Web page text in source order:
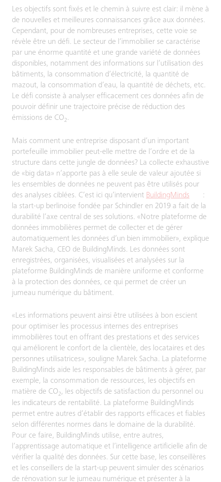
Les objectifs sont fixés et le chemin à suivre est clair: il mène à
de nouvelles et meilleures connaissances grâce aux données.
Cependant, pour de nombreuses entreprises, cette voie se
révèle être un défi. Le secteur de l’immobilier se caractérise
par une énorme quantité et une grande variété de données
disponibles, notamment des informations sur l’utilisation des
bâtiments, la consommation d’électricité, la quantité de
mazout, la consommation d’eau, la quantité de déchets, etc.
Le défi consiste à analyser efficacement ces données afin de
pouvoir définir une trajectoire précise de réduction des
émissions de CO2.
Mais comment une entreprise disposant d’un important
portefeuille immobilier peut-elle mettre de l’ordre et de la
structure dans cette jungle de données? La collecte exhaustive
de «big data» n’apporte pas à elle seule de valeur ajoutée si
les ensembles de données ne peuvent pas être utilisés pour
des analyses ciblées. C’est ici qu’intervient BuildingMinds
:
la start-up berlinoise fondée par Schindler en 2019 a fait de la
durabilité l’axe central de ses solutions. «Notre plateforme de
données immobilières permet de collecter et de gérer
automatiquement les données d’un bien immobilier», explique
Marek Sacha, CEO de BuildingMinds. Les données sont
enregistrées, organisées, visualisées et analysées sur la
plateforme BuildingMinds de manière uniforme et conforme
à la protection des données, ce qui permet de créer un
jumeau numérique du bâtiment.
«Les informations peuvent ainsi être utilisées à bon escient
pour optimiser les processus internes des entreprises
immobilières tout en offrant des prestations et des services
qui améliorent le confort de la clientèle, des locataires et des
personnes utilisatrices», souligne Marek Sacha. La plateforme
BuildingMinds aide les responsables de bâtiments à gérer, par
exemple, la consommation de ressources, les objectifs en
matière de CO2, les objectifs de satisfaction du personnel ou
les indicateurs de rentabilité. La plateforme BuildingMinds
permet entre autres d’établir des rapports efficaces et fiables
selon différentes normes dans le domaine de la durabilité.
Pour ce faire, BuildingMinds utilise, entre autres,
l’apprentissage automatique et l’intelligence artificielle afin de
vérifier la qualité des données. Sur cette base, les conseillères
et les conseillers de la start-up peuvent simuler des scénarios
de rénovation sur le jumeau numérique et présenter à la